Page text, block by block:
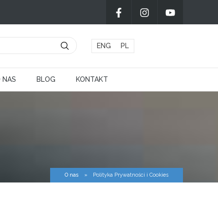
ENG PL
NAS BLOG KONTAKT
O nas » Polityka Prywatności i Cookies